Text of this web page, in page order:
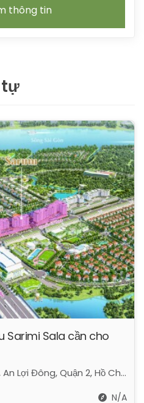
thông tin
Sarimi Sala cần cho
Đường Nguyễn Cơ Thạch, An Lợi Đông, Quận 2, Hồ Chí Minh
N/A